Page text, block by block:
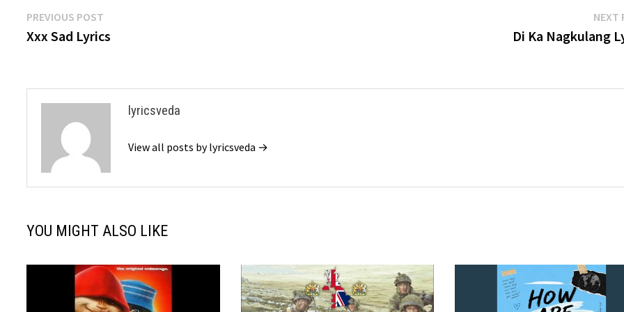
Post
navigation
PREVIOUS POST
post:
Xxx Sad Lyrics
NEXT
Di Ka Nagkulang
lyricsveda
View all posts by lyricsveda →
YOU MIGHT ALSO LIKE